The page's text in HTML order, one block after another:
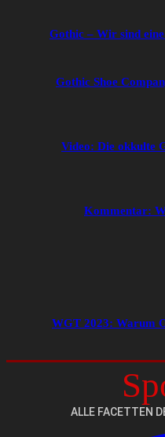
Gothic – Wir sind
Gothic Shoe
Video: Die okkulte
Kommentar:
WGT 2023: Warum
ALLE FACETTEN